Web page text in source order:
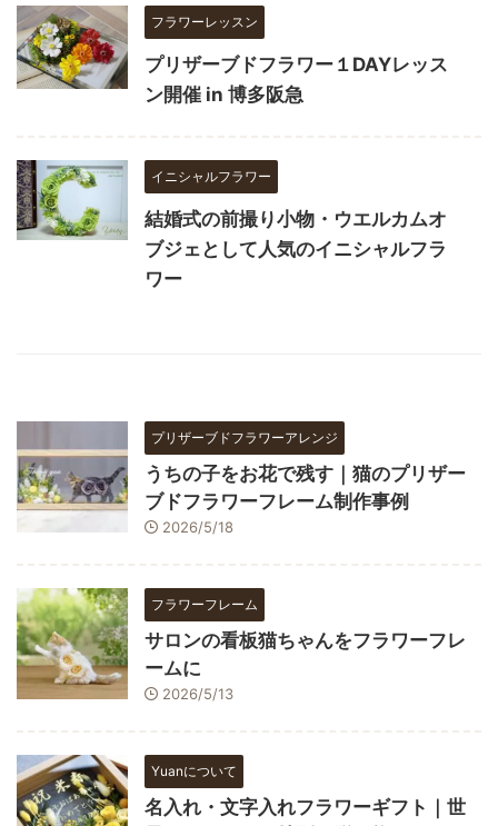
フラワーレッスン
プリザーブドフラワー１DAYレッス
ン開催 in 博多阪急
イニシャルフラワー
結婚式の前撮り小物・ウエルカムオ
ブジェとして人気のイニシャルフラ
ワー
プリザーブドフラワーアレンジ
うちの子をお花で残す｜猫のプリザー
ブドフラワーフレーム制作事例
2026/5/18
フラワーフレーム
サロンの看板猫ちゃんをフラワーフレ
ームに
2026/5/13
Yuanについて
名入れ・文字入れフラワーギフト｜世